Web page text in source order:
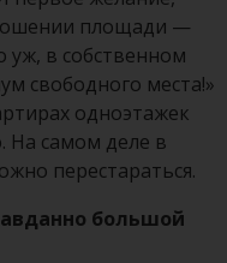
площади —
уж, в собственном
свободного места!»
одноэтажек
На самом деле в
перестараться.
большой